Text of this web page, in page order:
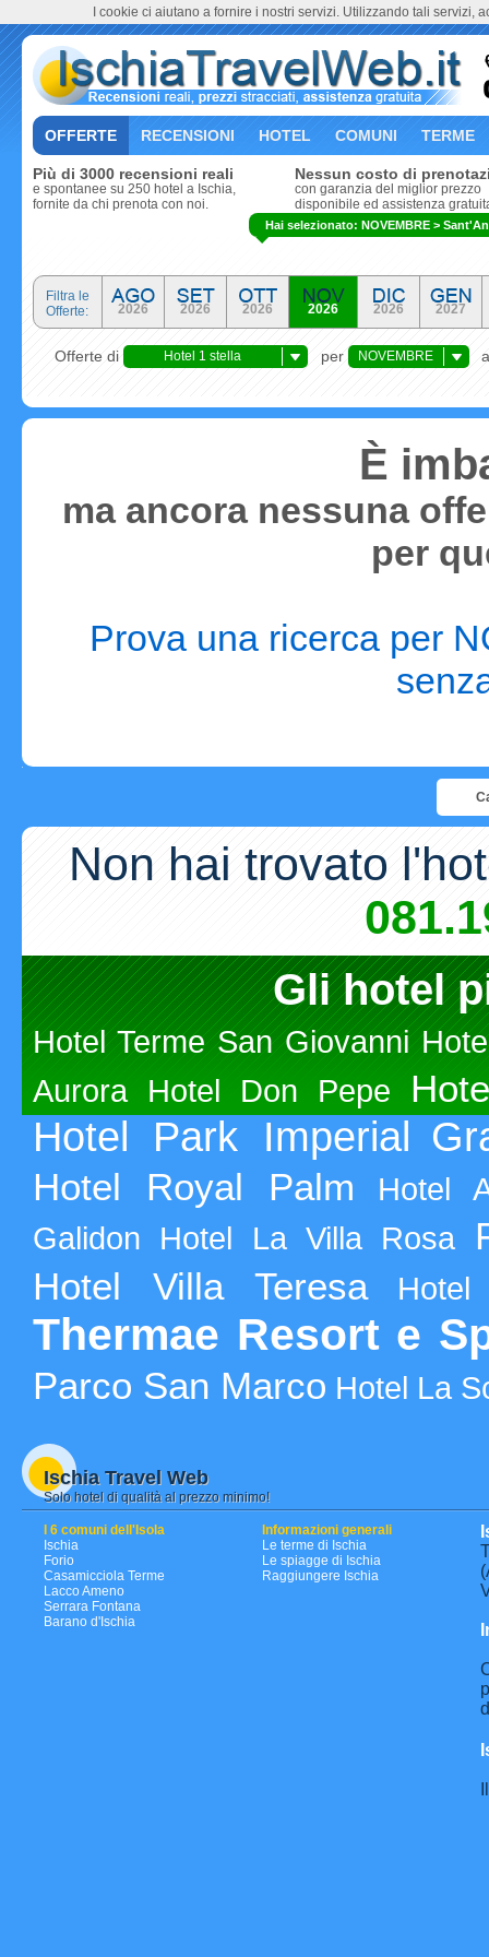
OFFERTE RECENSIONI HOTEL COMUNI TERME
Più di 3000 recensioni reali
e spontanee su 250 hotel a Ischia,
fornite da chi prenota con noi.
Nessun costo di
con garanzia del miglior prezzo
disponibile ed assistenza
Filtra le
Offerte:
2026 2026 2026 2026 2026 2027
Offerte di Hotel 1 stella per NOVEMBRE
È
ma ancora nessuna
per
Prova una ricerca per
Non hai trovato
Gli hotel
Hotel Terme San Giovanni
Aurora
Hotel Don Pepe
Hotel Park Imperial
Hotel Royal Palm
Hotel
Galidon
Hotel La Villa Rosa
Hotel Villa Teresa
Thermae Resort e
Parco San Marco Hotel La
Ischia Travel Web
Solo hotel di qualità al prezzo minimo!
I 6 comuni dell'Isola
Ischia
Forio
Casamicciola Terme
Lacco Ameno
Serrara Fontana
Barano d'Ischia
Informazioni generali
Le terme di Ischia
Le spiagge di Ischia
Raggiungere Ischia
Hai selezionato: NOVEMBRE >
I cookie ci aiutano a fornire i nostri servizi. Utilizzando tali servizi,